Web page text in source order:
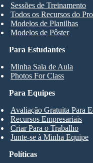
Para Estudantes
Minha Sala de Aula
Photos For Class
Sessões de Treinamento
Todos os Recursos do
Modelos de Planilhas
Modelos de Pôster
Para Equipes
Avaliação Gratuita Para
Recursos Empresariais
Criar Para o Trabalho
Junte-se à Minha Equipe
Políticas